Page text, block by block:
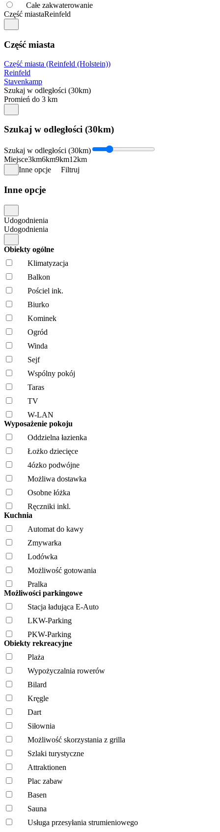
Całe zakwaterowanie
Część miastaReinfeld
Część miasta
Część miasta (Reinfeld (Holstein))
Reinfeld
Stavenkamp
Szukaj w odległości (30km)
Promień do 3 km
Szukaj w odległości (30km)
Szukaj w odległości (30km)
Miejsce3km6km9km12km
Inne opcje
Filtruj
Inne opcje
Udogodnienia
Udogodnienia
Obiekty ogólne
Klimatyzacja
Balkon
Pościel ink.
Biurko
Kominek
Ogród
Winda
Sejf
Wspólny pokój
Taras
TV
W-LAN
Wyposażenie pokoju
Oddzielna łazienka
Łożko dziecięce
4ózko podwójne
Możliwa dostawka
Osobne łóżka
Ręczniki inkl.
Kuchnia
Automat do kawy
Zmywarka
Lodówka
Możliwość gotowania
Pralka
Możliwości parkingowe
Stacja ładująca E-Auto
LKW-Parking
PKW-Parking
Obiekty rekreacyjne
Plaża
Wypożyczalnia rowerów
Bilard
Kręgle
Dart
Siłownia
Możliwość skorzystania z grilla
Szlaki turystyczne
Attraktionen
Plac zabaw
Basen
Sauna
Usługa przesyłania strumieniowego